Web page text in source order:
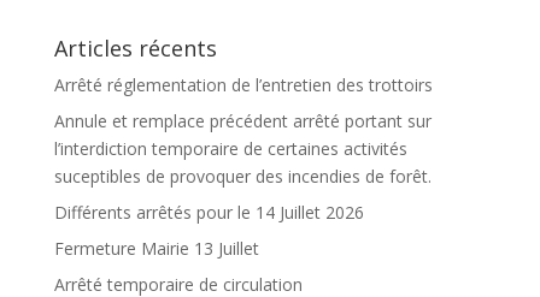
Articles récents
Arrêté réglementation de l’entretien des trottoirs
Annule et remplace précédent arrêté portant sur
l’interdiction temporaire de certaines activités
suceptibles de provoquer des incendies de forêt.
Différents arrêtés pour le 14 Juillet 2026
Fermeture Mairie 13 Juillet
Arrêté temporaire de circulation